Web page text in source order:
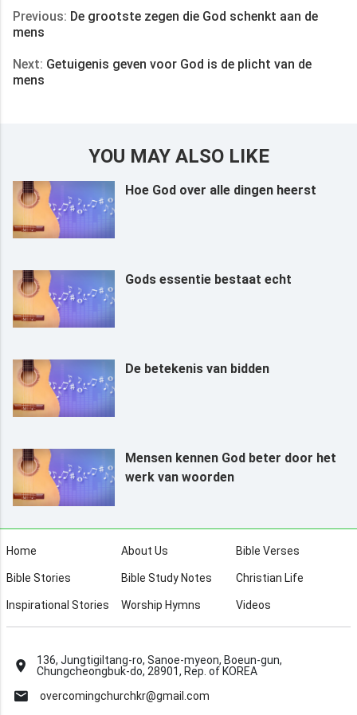
Previous: De grootste zegen die God schenkt aan de
mens
Next: Getuigenis geven voor God is de plicht van de
mens
YOU MAY ALSO LIKE
Hoe God over alle dingen heerst
Gods essentie bestaat echt
De betekenis van bidden
Mensen kennen God beter door het
werk van woorden
Home About Us Bible Verses
Bible Stories Bible Study Notes Christian Life
Inspirational Stories Worship Hymns Videos
136, Jungtigiltang-ro, Sanoe-myeon, Boeun-gun,
Chungcheongbuk-do, 28901, Rep. of KOREA
overcomingchurchkr@gmail.com